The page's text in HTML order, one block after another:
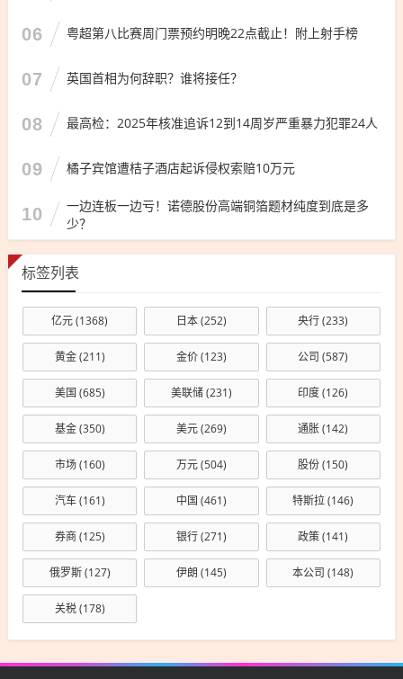
06 粤超第八比赛周门票预约明晚22点截止！附上射手榜
07 英国首相为何辞职？谁将接任？
08 最高检：2025年核准追诉12到14周岁严重暴力犯罪24人
09 橘子宾馆遭桔子酒店起诉侵权索赔10万元
10
一边连板一边亏！诺德股份高端铜箔题材纯度到底是多
少？
标签列表
亿元(1368) 日本(252) 央行(233)
黄金(211) 金价(123) 公司 (587)
美国 (685) 美联储(231) 印度(126)
基金(350) 美元(269) 通胀(142)
市场(160) 万元(504) 股份(150)
汽车(161) 中国 (461) 特斯拉(146)
券商(125) 银行(271) 政策(141)
俄罗斯(127) 伊朗 (145) 本公司 (148)
关税(178)